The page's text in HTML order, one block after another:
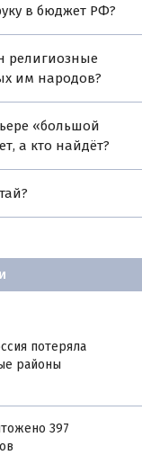
в бюджет РФ?
религиозные
им народов?
«большой
а кто найдёт?
потеряла
районы
397